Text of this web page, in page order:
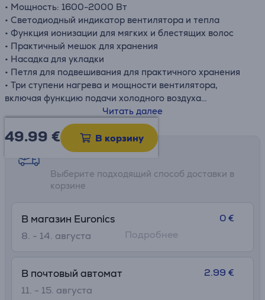
• Мощность: 1600-2000 Вт
• Светодиодный индикатор вентилятора и тепла
• Функция ионизации для мягких и блестящих волос
• Практичный мешок для хранения
• Насадка для укладки
• Петля для подвешивания для практичного хранения
• Три ступени нагрева и мощности вентилятора,
включая функцию подачи холодного воздуха
• Размеры изделия: 13,1 x 8,5 x 28,6 см
Читать далее
49.99 € В корзину
Возможности доставки
Выберите подходящий способ доставки в
корзине
В магазин Euronics
8. - 14. августа
0 €
Подробнее
В почтовый автомат
11. - 15. августа
2.99 €